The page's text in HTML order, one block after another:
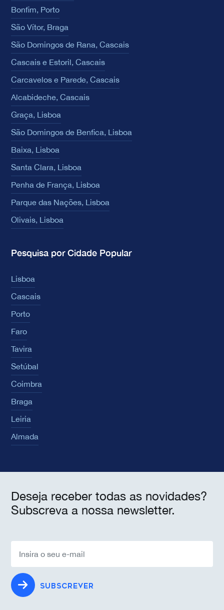
Bonfim, Porto
São Vítor, Braga
São Domingos de Rana, Cascais
Cascais e Estoril, Cascais
Carcavelos e Parede, Cascais
Alcabideche, Cascais
Graça, Lisboa
São Domingos de Benfica, Lisboa
Baixa, Lisboa
Santa Clara, Lisboa
Penha de França, Lisboa
Parque das Nações, Lisboa
Olivais, Lisboa
Pesquisa por Cidade Popular
Lisboa
Cascais
Porto
Faro
Tavira
Setúbal
Coimbra
Braga
Leiria
Almada
Deseja receber todas as novidades?
Subscreva a nossa newsletter.
SUBSCREVER